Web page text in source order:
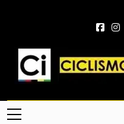
Ciclismo
Web Dedicada Al
Crónicas, Previas Y